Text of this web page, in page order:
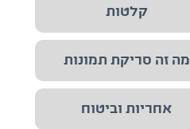
קלטות
מה זה סריקת תמונות
אחריות וביטוח